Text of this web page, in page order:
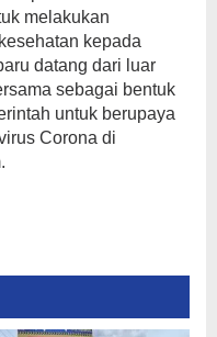
melakukan
kepada
datang dari luar
sebagai bentuk
untuk berupaya
Corona di